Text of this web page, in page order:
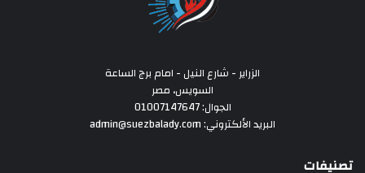
الزراير - شارع النيل - امام برج الساعة
السويس، مصر
الجوال: 01007147647
البريد الألكتروني: admin@suezbalady.com
تصنيفات